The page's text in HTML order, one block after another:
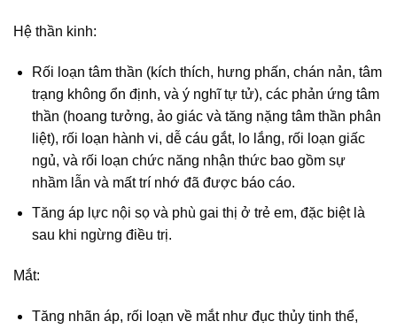
Hệ thần kinh:
Rối loạn tâm thần (kích thích, hưng phấn, chán nản, tâm
trạng không ổn định, và ý nghĩ tự tử), các phản ứng tâm
thần (hoang tưởng, ảo giác và tăng nặng tâm thần phân
liệt), rối loạn hành vi, dễ cáu gắt, lo lắng, rối loạn giấc
ngủ, và rối loạn chức năng nhận thức bao gồm sự
nhầm lẫn và mất trí nhớ đã được báo cáo.
Tăng áp lực nội sọ và phù gai thị ở trẻ em, đặc biệt là
sau khi ngừng điều trị.
Mắt:
Tăng nhãn áp, rối loạn về mắt như đục thủy tinh thể,